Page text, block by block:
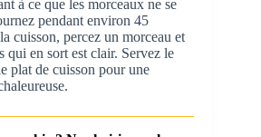
à ce que les morceaux ne se
pendant environ 45
cuisson, percez un morceau et
qui en sort est clair. Servez le
plat de cuisson pour une